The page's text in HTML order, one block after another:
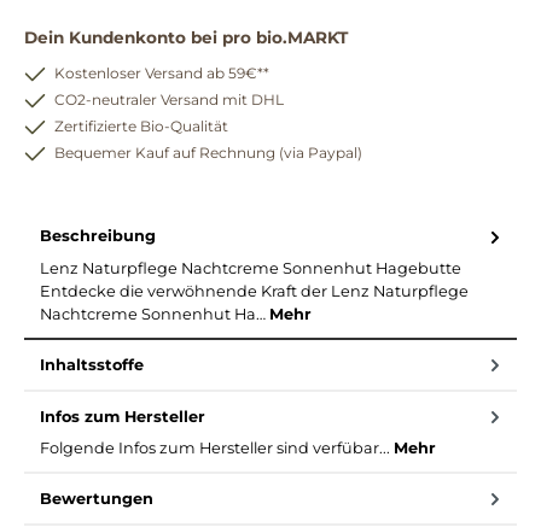
Dein Kundenkonto bei pro bio.MARKT
Kostenloser Versand ab 59€**
CO2-neutraler Versand mit DHL
Zertifizierte Bio-Qualität
Bequemer Kauf auf Rechnung (via Paypal)
Beschreibung
Lenz Naturpflege Nachtcreme Sonnenhut Hagebutte
Entdecke die verwöhnende Kraft der Lenz Naturpflege
Nachtcreme Sonnenhut Ha… Mehr
Inhaltsstoffe
Infos zum Hersteller
Folgende Infos zum Hersteller sind verfübar... Mehr
Bewertungen